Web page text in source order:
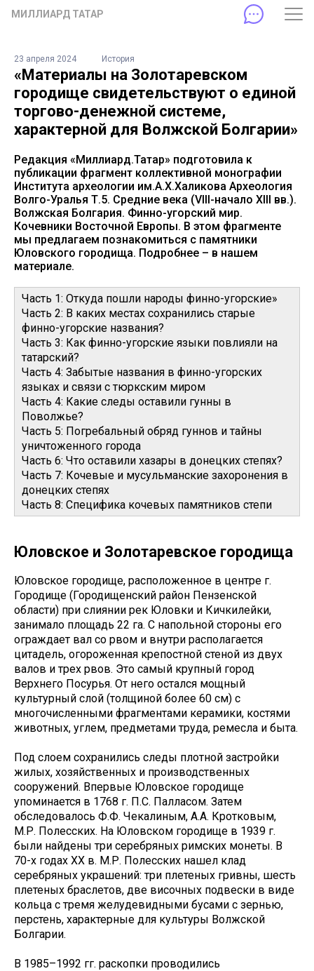
МИЛЛИАРД ТАТАР
23 апреля 2024 История
«Материалы на Золотаревском
городище свидетельствуют о единой
торгово-денежной системе,
характерной для Волжской Болгарии»
Редакция «Миллиард.Татар» подготовила к
публикации фрагмент коллективной монографии
Института археологии им.А.Х.Халикова Археология
Волго-Уралья Т.5. Средние века (VIII-начало XIII вв.).
Волжская Болгария. Финно-угорский мир.
Кочевники Восточной Европы. В этом фрагменте
мы предлагаем познакомиться с памятники
Юловского городища. Подробнее – в нашем
материале.
Часть 1: Откуда пошли народы финно-угорские»
Часть 2: В каких местах сохранились старые
финно-угорские названия?
Часть 3: Как финно-угорские языки повлияли на
татарский?
Часть 4: Забытые названия в финно-угорских
языках и связи с тюркским миром
Часть 4: Какие следы оставили гунны в
Поволжье?
Часть 5: Погребальный обряд гуннов и тайны
уничтоженного города
Часть 6: Что оставили хазары в донецких степях?
Часть 7: Кочевые и мусульманские захоронения в
донецких степях
Часть 8: Специфика кочевых памятников степи
Юловское и Золотаревское городища
Юловское городище, расположенное в центре г.
Городище (Городищенский район Пензенской
области) при слиянии рек Юловки и Кичкилейки,
занимало площадь 22 га. С напольной стороны его
ограждает вал со рвом и внутри располагается
цитадель, огороженная крепостной стеной из двух
валов и трех рвов. Это самый крупный город
Верхнего Посурья. От него остался мощный
культурный слой (толщиной более 60 см) с
многочисленными фрагментами керамики, костями
животных, углем, предметами труда, ремесла и быта.
Под слоем сохранились следы плотной застройки
жилых, хозяйственных и производственных
сооружений. Впервые Юловское городище
упоминается в 1768 г. П.С. Палласом. Затем
обследовалось Ф.Ф. Чекалиным, А.А. Кротковым,
М.Р. Полесских. На Юловском городище в 1939 г.
были найдены три серебряных римских монеты. В
70-х годах XX в. М.Р. Полесских нашел клад
серебряных украшений: три плетеных гривны, шесть
плетеных браслетов, две височных подвески в виде
кольца с тремя желудевидными бусами с зернью,
перстень, характерные для культуры Волжской
Болгарии.
В 1985–1992 гг. раскопки проводились